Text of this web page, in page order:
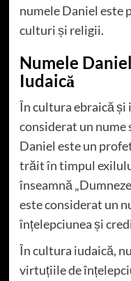
numele Daniel este
culturi și religii.
Numele
Iudaică
În cultura ebraică și
considerat un
Daniel este un
trăit în timpul
înseamnă
este considerat un
înțelepciunea și
În cultura iudaică,
virtuțiile de